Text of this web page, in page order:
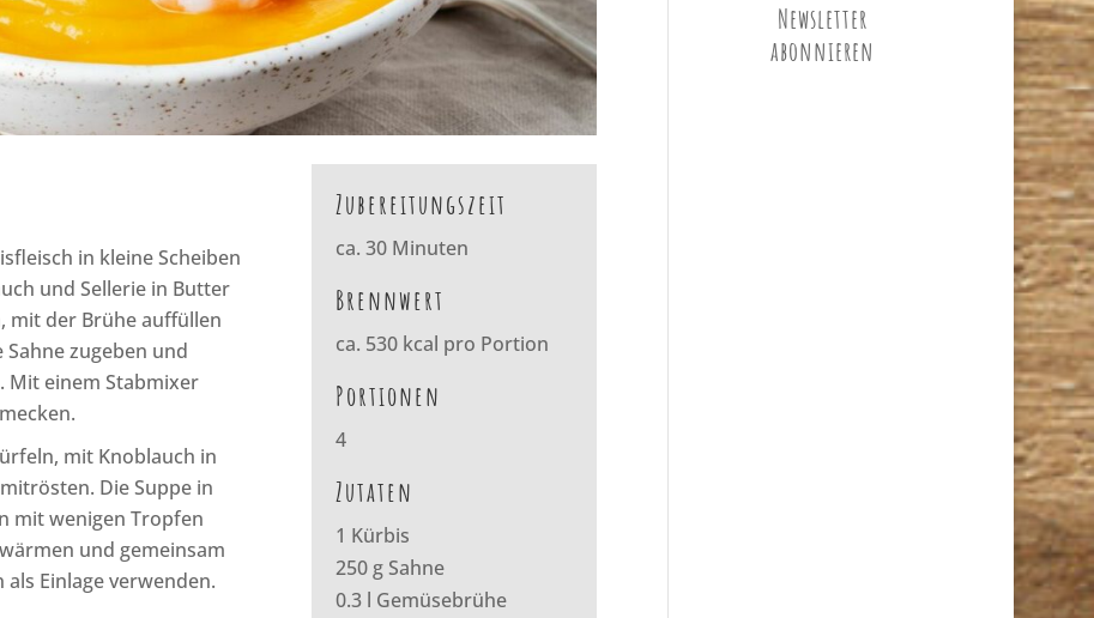
in kleine Scheiben
und Sellerie in Butter
mit der Brühe auffüllen
zugeben und
Mit einem Stabmixer
mit Knoblauch in
Die Suppe in
mit wenigen Tropfen
und gemeinsam
Einlage verwenden.
Zubereitungszeit
ca. 30 Minuten
Brennwert
ca. 530 kcal pro Portion
Portionen
4
Zutaten
1 Kürbis
250 g Sahne
0.3 l Gemüsebrühe
Newsletter
abonnieren